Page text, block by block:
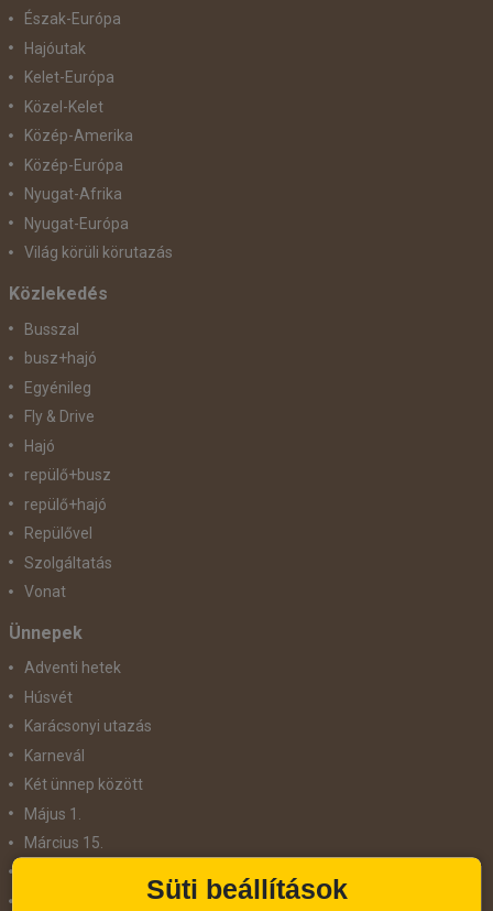
Észak-Európa
Hajóutak
Kelet-Európa
Közel-Kelet
Közép-Amerika
Közép-Európa
Nyugat-Afrika
Nyugat-Európa
Világ körüli körutazás
Közlekedés
Busszal
busz+hajó
Egyénileg
Fly & Drive
Hajó
repülő+busz
repülő+hajó
Repülővel
Szolgáltatás
Vonat
Ünnepek
Adventi hetek
Húsvét
Karácsonyi utazás
Karnevál
Két ünnep között
Május 1.
Március 15.
Süti beállítások